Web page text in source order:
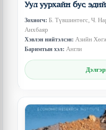
Уул уурхайн бус
Зохиогч: Б. Түвшинтөгс, Ч.
Анхбаяр
Хэвлэн нийтэлсэн: Азийн
Баримтын хэл: Англи